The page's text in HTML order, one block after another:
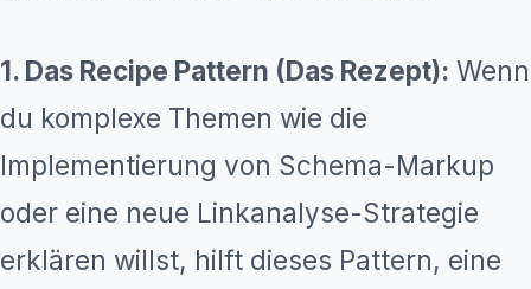
1. Das Recipe Pattern (Das Rezept): Wenn
du komplexe Themen wie die
Implementierung von Schema-Markup
oder eine neue Linkanalyse-Strategie
erklären willst, hilft dieses Pattern, eine